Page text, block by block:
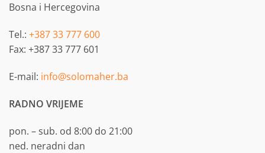
Bosna i Hercegovina
Tel.: +387 33 777 600
Fax: +387 33 777 601
E-mail: info@solomaher.ba
RADNO VRIJEME
pon. – sub. od 8:00 do 21:00
ned. neradni dan